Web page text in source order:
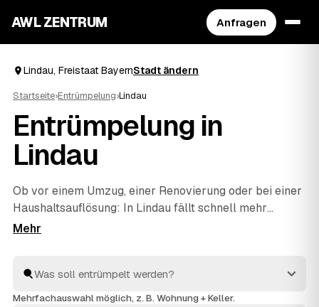
AWL ZENTRUM Anfragen
Lindau, Freistaat BayernStadt ändern
Startseite›Entrümpelung›Lindau
Entrümpelung in
Lindau
Ob vor einem Umzug, einer Renovierung oder bei einer
Haushaltsauflösung: In Lindau fällt schnell mehr
Hausrat an, als man allein wegbekommt. Über AWL
Angebote von geprüften Betrieben rund um Lindau bis
TettnangundLindenberg . So finden Sie ohne langes
Mehrfachauswahl möglich, z. B. Wohnung + Keller.